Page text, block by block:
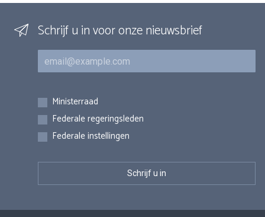
Schrijf u in voor onze nieuwsbrief
E-mail
Inschrijvingen
Ministerraad
Federale regeringsleden
Federale instellingen